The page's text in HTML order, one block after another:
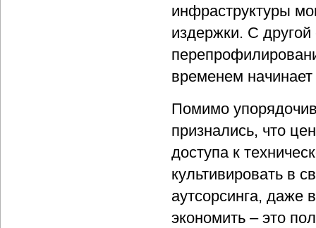
инфраструктуры
издержки. С
временем
Помимо
признались, что
доступа к
культивировать в
аутсорсинга, даже
экономить – это